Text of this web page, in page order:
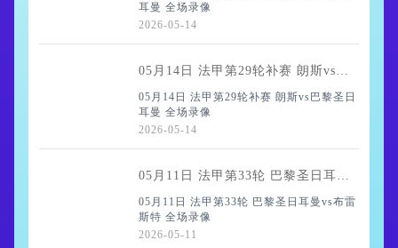
耳曼 全场录像
2026-05-14
05月14日 法甲第29轮补赛 朗斯vs巴黎圣日耳曼 全场录像
05月14日 法甲第29轮补赛 朗斯vs巴黎圣日
耳曼 全场录像
2026-05-14
05月11日 法甲第33轮 巴黎圣日耳曼vs布雷斯特 全场录像
05月11日 法甲第33轮 巴黎圣日耳曼vs布雷
斯特 全场录像
2026-05-11